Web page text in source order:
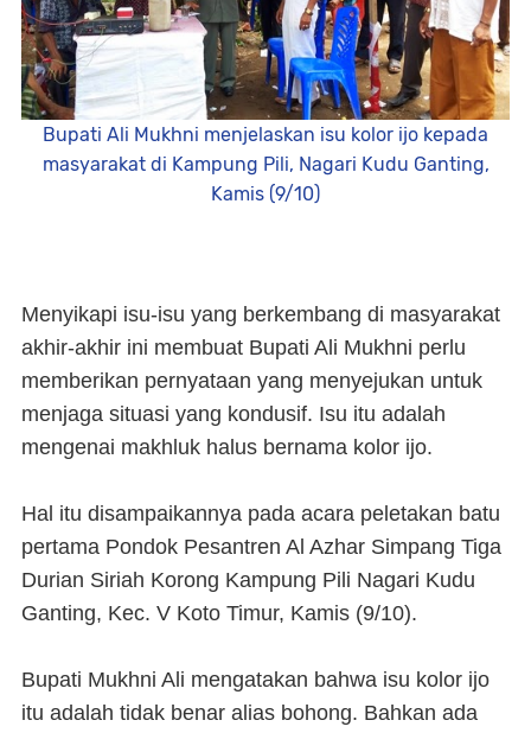
Bupati Ali Mukhni menjelaskan isu kolor ijo kepada
masyarakat di Kampung Pili, Nagari Kudu Ganting,
Kamis (9/10)
Menyikapi isu-isu yang berkembang di masyarakat
akhir-akhir ini membuat Bupati Ali Mukhni perlu
memberikan pernyataan yang menyejukan untuk
menjaga situasi yang kondusif. Isu itu adalah
mengenai makhluk halus bernama kolor ijo.
Hal itu disampaikannya pada acara peletakan batu
pertama Pondok Pesantren Al Azhar Simpang Tiga
Durian Siriah Korong Kampung Pili Nagari Kudu
Ganting, Kec. V Koto Timur, Kamis (9/10).
Bupati Mukhni Ali mengatakan bahwa isu kolor ijo
itu adalah tidak benar alias bohong. Bahkan ada